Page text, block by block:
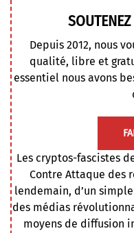
Depuis 2012, nous
qualité, libre et
essentiel nous avons
Les cryptos-fascistes
Contre Attaque des
lendemain, d’un
des médias
moyens de diffusion